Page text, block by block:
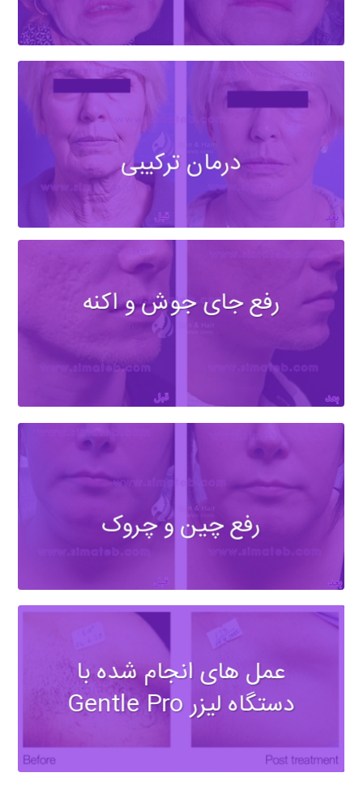
درمان ترکیبی
رفع جای جوش و اکنه
رفع چین و چروک
عمل های انجام شده با
دستگاه لیزر Gentle Pro